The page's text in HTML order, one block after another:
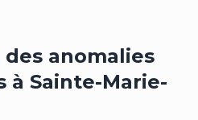
anomalies
à Sainte-Marie-